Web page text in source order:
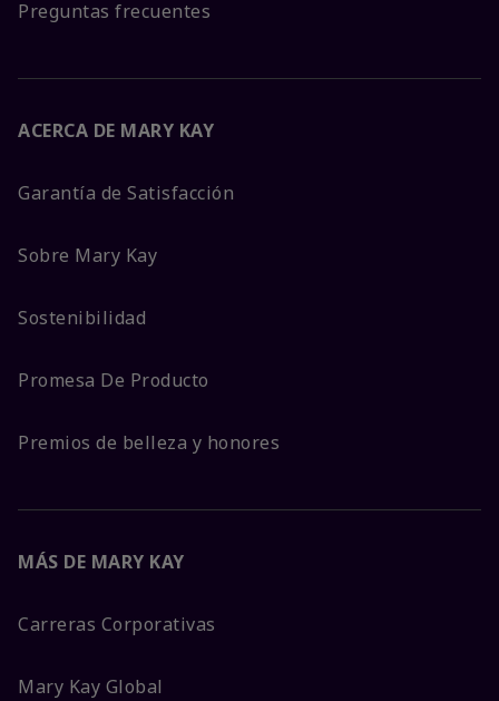
Preguntas frecuentes
ACERCA DE MARY KAY
Garantía de Satisfacción
Sobre Mary Kay
Sostenibilidad
Promesa De Producto
Premios de belleza y honores
MÁS DE MARY KAY
Carreras Corporativas
Mary Kay Global